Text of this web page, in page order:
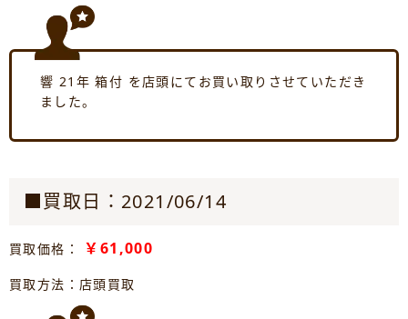
響 21年 箱付 を店頭にてお買い取りさせていただき
ました。
■買取日：2021/06/14
買取価格： ￥61,000
買取方法：店頭買取